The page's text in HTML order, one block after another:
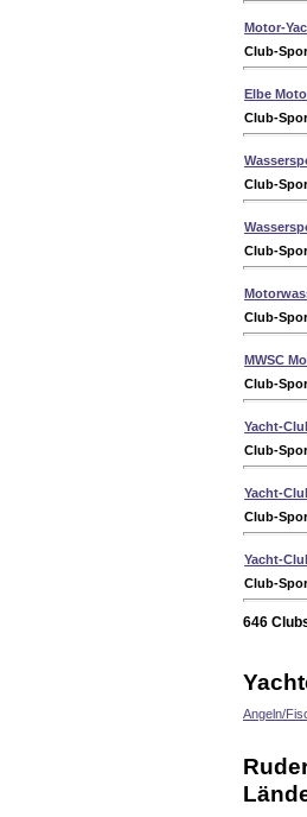
Motor-
Club-
Elbe
Club-
Club-
Club-
Club-
MWSC
Club-
Yacht-
Club-
Yacht-
Club-
Yacht-
Club-
646
Angeln/